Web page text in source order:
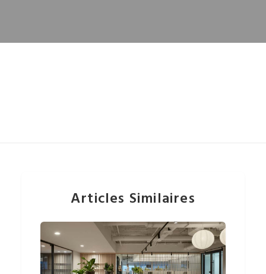
Articles Similaires